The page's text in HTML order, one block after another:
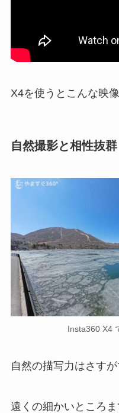
X4を使うとこんな映
自然撮影と相性抜群
Insta360 X4
自然の描写力はさすが
遠くの細かいところ